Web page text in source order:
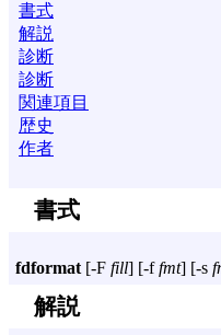
書式
解説
診断
診断
関連項目
歴史
作者
書式
fdformat [-F fill] [-f fmt] [-s
解説